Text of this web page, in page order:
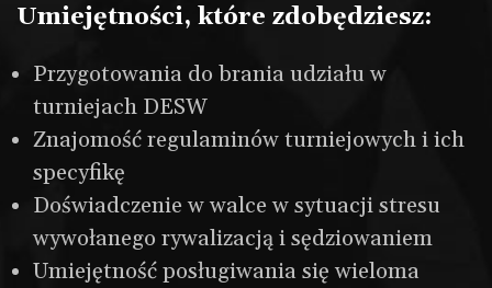
Treningi w CDSW
Treningi w Grodzisku Mazowieckim
Grupy treningowe
Harmonogram treningów
Cennik
Aktualności
Pokazy rycerskie
Umiejętności, które zdobędziesz:
Przygotowania do brania udziału w
turniejach DESW
Znajomość regulaminów turniejowych i ich
specyfikę
Doświadczenie w walce w sytuacji stresu
wywołanego rywalizacją i sędziowaniem
Umiejętność posługiwania się wieloma